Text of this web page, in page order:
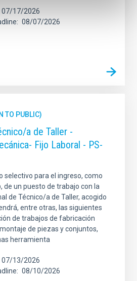
07/17/2026
08/07/2026
TO PUBLIC)
a de Taller -
Fijo Laboral - PS-
selectivo para el ingreso, como
de un puesto de trabajo con la
de Técnico/a de Taller, acogido
entre otras, las siguientes
de trabajos de fabricación
de piezas y conjuntos,
herramienta
07/13/2026
08/10/2026